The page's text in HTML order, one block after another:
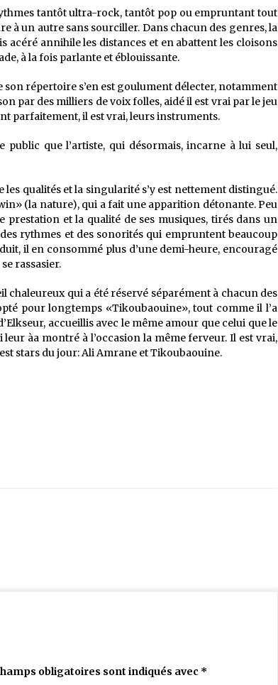
tantôt ultra-rock, tantôt pop ou empruntant tout
à un autre sans sourciller. Dans chacun des genres, la
acéré annihile les distances et en abattent les cloisons
à la fois parlante et éblouissante.
répertoire s’en est goulument délecter, notamment
par des milliers de voix folles, aidé il est vrai par le jeu
parfaitement, il est vrai, leurs instruments.
public que l’artiste, qui désormais, incarne à lui seul,
qualités et la singularité s’y est nettement distingué.
(la nature), qui a fait une apparition détonante. Peu
et la qualité de ses musiques, tirés dans un
rythmes et des sonorités qui empruntent beaucoup
il en consommé plus d’une demi-heure, encouragé
rassasier.
chaleureux qui a été réservé séparément à chacun des
pour longtemps «Tikoubaouine», tout comme il l’a
accueillis avec le même amour que celui que le
àa montré à l’occasion la même ferveur. Il est vrai,
stars du jour: Ali Amrane et Tikoubaouine.
obligatoires sont indiqués avec *